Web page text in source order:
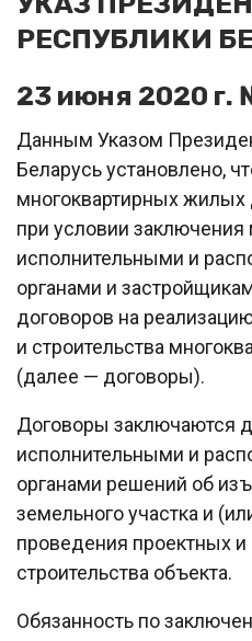
РЕСПУБЛИКИ
23 июня 2020 г.
Данным Указом
Беларусь установлено,
многоквартирных
при условии
исполнительными и
органами и
договоров на
и строительства
(далее — договоры).
Договоры заключаются
исполнительными и
органами решений об
земельного участка и
проведения проектных и
строительства объекта.
Обязанность по